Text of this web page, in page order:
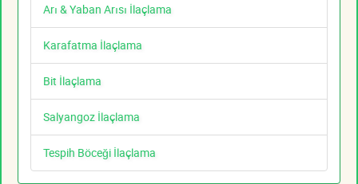
Arı & Yaban Arısı İlaçlama
Karafatma İlaçlama
Bit İlaçlama
Salyangoz İlaçlama
Tespih Böceği İlaçlama